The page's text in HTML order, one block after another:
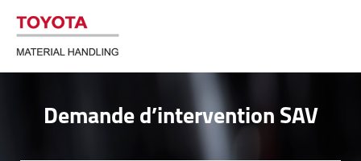
Demande d’intervention SAV